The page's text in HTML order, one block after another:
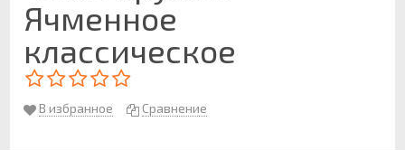
Ячменное
классическое
В избранное Сравнение